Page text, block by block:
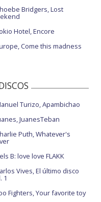
Bridgers, Lost
Hotel, Encore
Come this madness
Turizo, Apambichao
JuanesTeban
Puth, Whatever's
B: love love FLAKK
Vives, El último disco
1
Fighters, Your favorite toy